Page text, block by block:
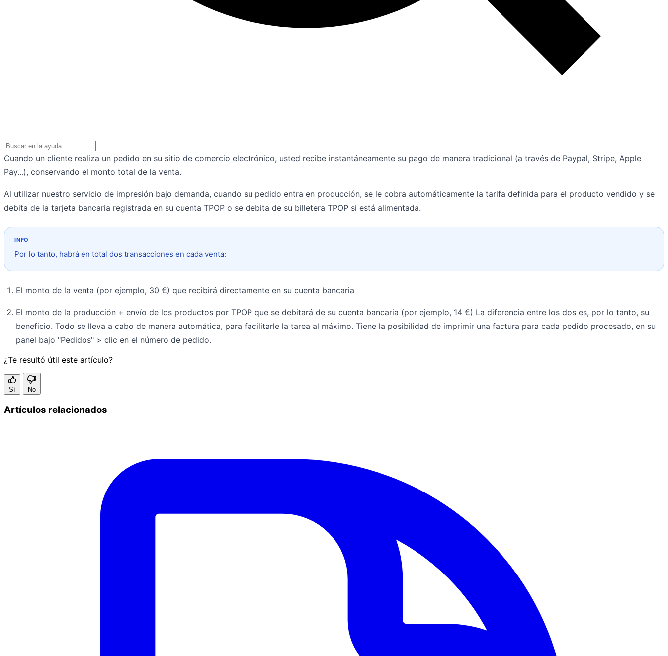
Cuando un cliente realiza un pedido en su sitio de comercio electrónico, usted recibe instantáneamente su pago de manera tradicional (a través de Paypal, Stripe, Apple
Pay...), conservando el monto total de la venta.
Al utilizar nuestro servicio de impresión bajo demanda, cuando su pedido entra en producción, se le cobra automáticamente la tarifa definida para el producto vendido y se
debita de la tarjeta bancaria registrada en su cuenta TPOP o se debita de su billetera TPOP si está alimentada.
Por lo tanto, habrá en total dos transacciones en cada venta:
El monto de la venta (por ejemplo, 30 €) que recibirá directamente en su cuenta bancaria
El monto de la producción + envío de los productos por TPOP que se debitará de su cuenta bancaria (por ejemplo, 14 €) La diferencia entre los dos es, por lo tanto, su
beneficio. Todo se lleva a cabo de manera automática, para facilitarle la tarea al máximo. Tiene la posibilidad de imprimir una factura para cada pedido procesado, en su
panel bajo "Pedidos" > clic en el número de pedido.
¿Te resultó útil este artículo?
Sí No
Artículos relacionados